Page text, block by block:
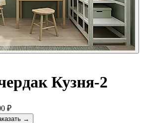
Кузня-2
₽
→